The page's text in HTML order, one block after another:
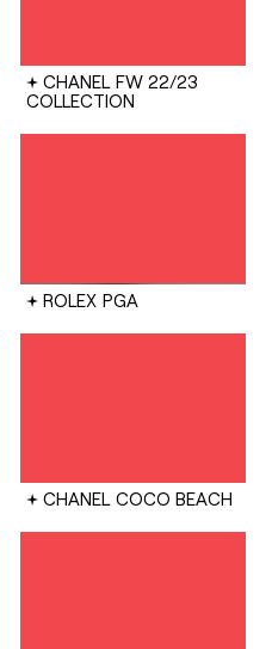
CHANEL FW 22/23
COLLECTION
ROLEX PGA
CHANEL COCO BEACH